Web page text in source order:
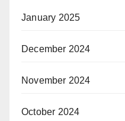
January 2025
December 2024
November 2024
October 2024